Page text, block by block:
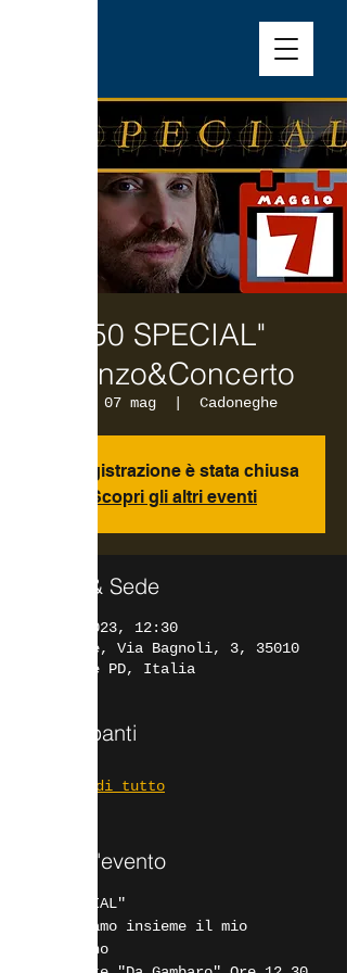
"50 SPECIAL"
Pranzo&Concerto
dom 07 mag Cadoneghe
La registrazione è stata chiusa
Scopri gli altri eventi
Orario & Sede
07 mag 2023, 12:30
Cadoneghe, Via Bagnoli, 3, 35010
Cadoneghe PD, Italia
Partecipanti
Vedi tutto
Info sull'evento
"50 SPECIAL"
Festeggiamo insieme il mio
compleanno